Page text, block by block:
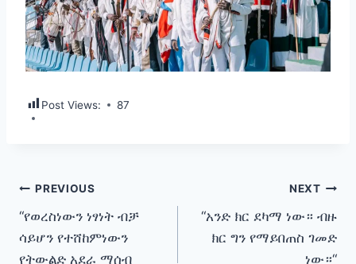
Post Views: 87
Post
navigation
PREVIOUS
“የወረስነውን ነፃነት ብቻ
ሳይሆን የተሸከምነውን
የትውልድ አደራ ማሰብ
NEXT
“አንድ ክር ደካማ ነው። ብዙ
ክር ግን የማይበጠስ ገመድ
ነው።“